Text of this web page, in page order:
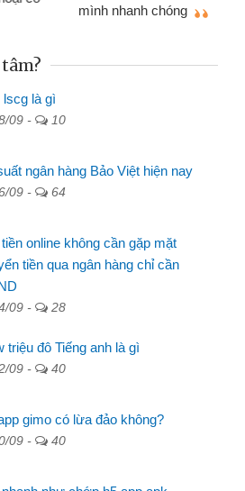
lscg là gì
09 - 10
ngân hàng Bảo Việt hiện nay
09 - 64
online không cần gặp mặt
tiền qua ngân hàng chỉ cần
09 - 28
triệu đô Tiếng anh là gì
09 - 40
gimo có lừa đảo không?
09 - 40